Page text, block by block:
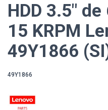
HDD 3.5" de
15 KRPM
49Y1866
49Y1866